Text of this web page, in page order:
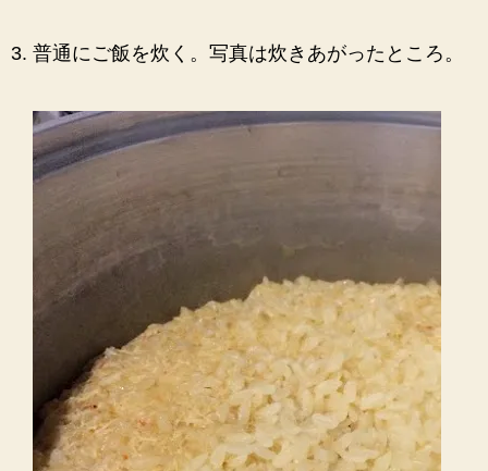
普通にご飯を炊く。写真は炊きあがったところ。